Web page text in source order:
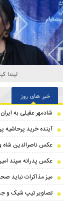
لیندا
خبر های روز
شادمهر عقیلی به
آینده خرید پرحاشیه‌
عکس ناصرالدین شاه
عکس پدرانه سپند
میز مذاکرات نباید
تصاویر تیپ شیک و